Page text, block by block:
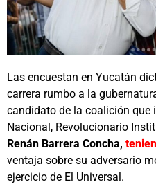
Las encuestan en Yucatán
carrera rumbo a la
candidato de la coalición que
Nacional, Revolucionario
Renán Barrera Concha,
ventaja sobre su adversario
ejercicio de El Universal.